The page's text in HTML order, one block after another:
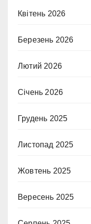
Квітень 2026
Березень 2026
Лютий 2026
Січень 2026
Грудень 2025
Листопад 2025
Жовтень 2025
Вересень 2025